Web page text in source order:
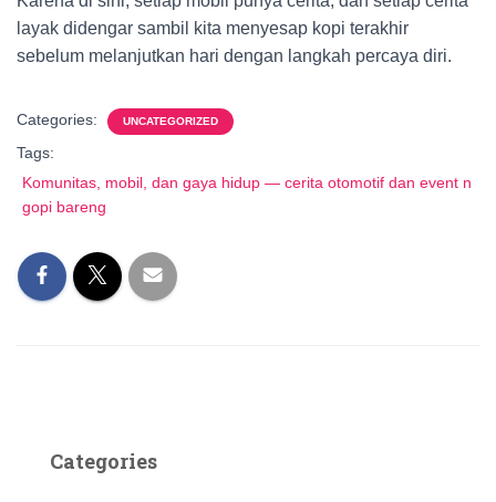
layak didengar sambil kita menyesap kopi terakhir
sebelum melanjutkan hari dengan langkah percaya diri.
Categories: UNCATEGORIZED
Tags:
Komunitas, mobil, dan gaya hidup — cerita otomotif dan event n
gopi bareng
Categories